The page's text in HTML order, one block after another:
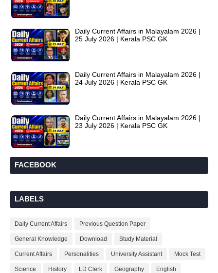
Daily Current Affairs in Malayalam 2026 |
25 July 2026 | Kerala PSC GK
Daily Current Affairs in Malayalam 2026 |
24 July 2026 | Kerala PSC GK
Daily Current Affairs in Malayalam 2026 |
23 July 2026 | Kerala PSC GK
FACEBOOK
LABELS
Daily Current Affairs Previous Question Paper
General Knowledge Download Study Material
Current Affairs Personalities University Assistant Mock Test
Science History LD Clerk Geography English